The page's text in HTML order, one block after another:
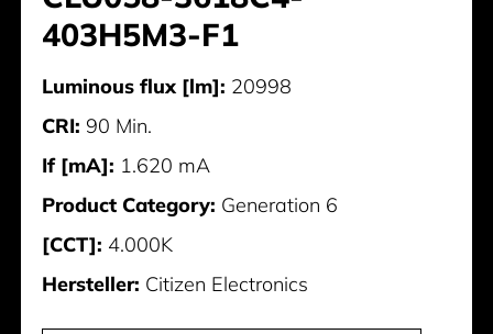
403H5M3-F1
Luminous flux [lm]: 20998
CRI: 90 Min.
If [mA]: 1.620 mA
Product Category: Generation 6
[CCT]: 4.000K
Hersteller: Citizen Electronics